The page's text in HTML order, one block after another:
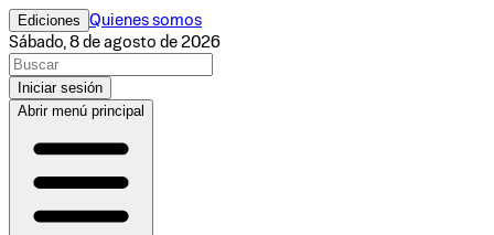
Ediciones Quienes somos
Sábado, 8 de agosto de 2026
Iniciar sesión
Abrir menú principal